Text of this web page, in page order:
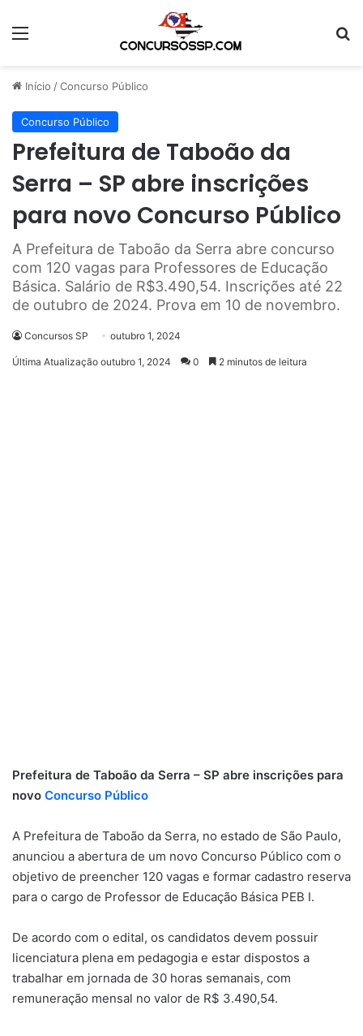
Menu
Início /Concurso Público
Concurso Público
Prefeitura de Taboão da
Serra – SP abre inscrições
para novo Concurso Público
A Prefeitura de Taboão da Serra abre concurso
com 120 vagas para Professores de Educação
Básica. Salário de R$3.490,54. Inscrições até 22
de outubro de 2024. Prova em 10 de novembro.
Concursos SP outubro 1, 2024
Última Atualização outubro 1, 2024 0 2 minutos de leitura
Prefeitura de Taboão da Serra – SP abre inscrições para
novo Concurso Público
A Prefeitura de Taboão da Serra, no estado de São Paulo,
anunciou a abertura de um novo Concurso Público com o
objetivo de preencher 120 vagas e formar cadastro reserva
para o cargo de Professor de Educação Básica PEB I.
De acordo com o edital, os candidatos devem possuir
licenciatura plena em pedagogia e estar dispostos a
trabalhar em jornada de 30 horas semanais, com
remuneração mensal no valor de R$ 3.490,54.